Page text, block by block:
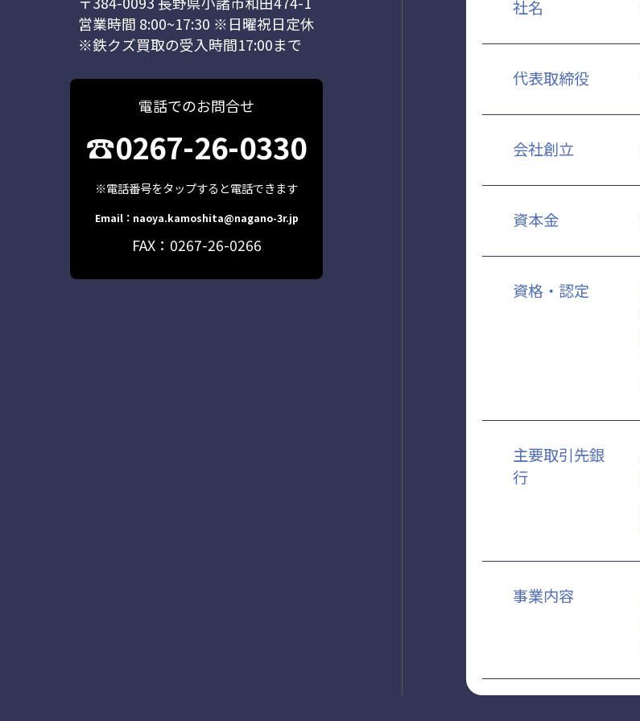
営業時間 8:00~17:30 ※日曜祝日定休
※鉄クズ買取の受入時間17:00まで
電話でのお問合せ
☎0267-26-0330
※電話番号をタップすると電話できます
Email：naoya.kamoshita@nagano-3r.jp
FAX：0267-26-0266
社名
代表取締役
会社創立
資本金
資格・認定
主要取引先銀
行
事業内容